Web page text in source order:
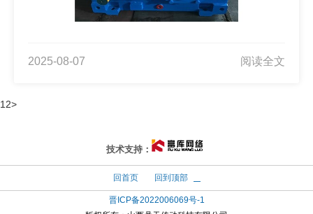
2025-08-07 阅读全文
12>
技术支持：
回首页 回到顶部
晋ICP备2022006069号-1